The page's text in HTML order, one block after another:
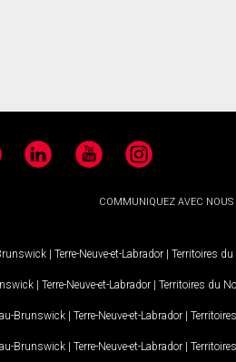
LinkedIn YouTubeInstagram
COMMUNIQUEZ AVEC NOUS
| Terre-Neuve-et-Labrador | Territoires
| Terre-Neuve-et-Labrador | Territoires du
Brunswick | Terre-Neuve-et-Labrador |
Brunswick | Terre-Neuve-et-Labrador |